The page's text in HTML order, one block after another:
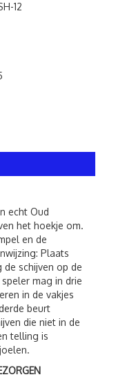
12
echt Oud
het hoekje om.
en de
Plaats
schijven op de
mag in drie
in de vakjes
beurt
die niet in de
telling is